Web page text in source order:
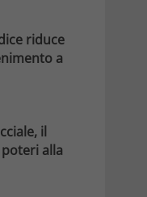
riduce
a
il
alla